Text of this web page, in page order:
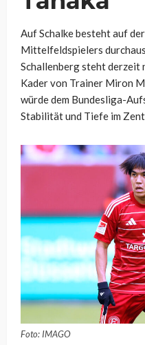
Auf Schalke besteht auf
Mittelfeldspielers
Schallenberg steht derzeit
Kader von Trainer Miron
würde dem Bundesliga-
Stabilität und Tiefe im
Foto: IMAGO